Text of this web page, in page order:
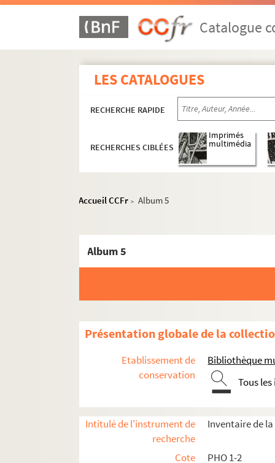
Catalogue
LES CATALOGUES
RECHERCHE RAPIDE
RECHERCHES CIBLÉES
Imprimés
multimédia
Accueil CCFr > Album 5
Album 5
Présentation globale de la
Etablissement de
conservation
Bibliothèque
Tous
Intitulé de l'instrument de
recherche
Inventaire de
Cote
PHO 1-2